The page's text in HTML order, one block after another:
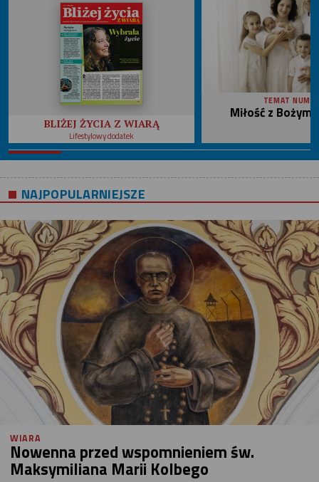
BLIŻEJ ŻYCIA Z WIARĄ
Lifestylowy dodatek
TEMAT
Miłość z
NAJPOPULARNIEJSZE
WIARA
Nowenna przed wspomnieniem św.
Maksymiliana Marii Kolbego